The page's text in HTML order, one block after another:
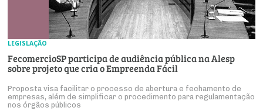
LEGISLAÇÃO
FecomercioSP participa de audiência pública na Alesp
sobre projeto que cria o Empreenda Fácil
Proposta visa facilitar o processo de abertura e fechamento de
empresas, além de simplificar o procedimento para regulamentação
nos órgãos públicos